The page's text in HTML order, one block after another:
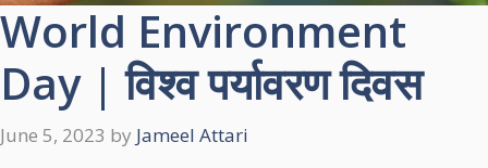
World Environment
Day | विश्व पर्यावरण दिवस
June 5, 2023 by Jameel Attari